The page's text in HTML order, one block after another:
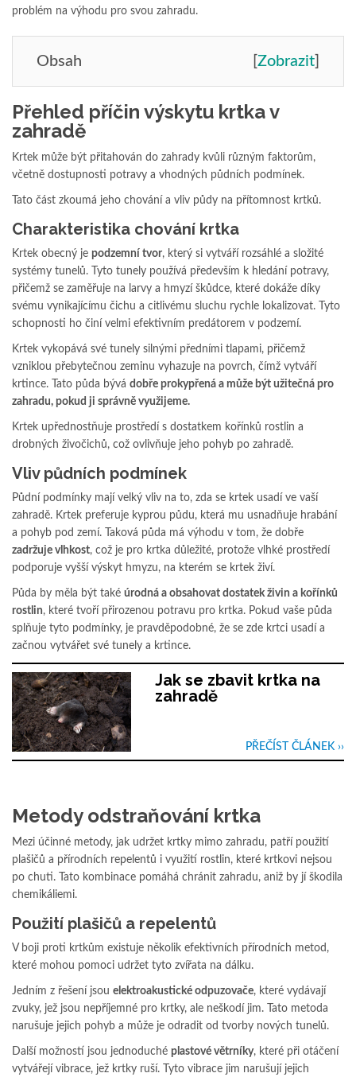
problém na výhodu pro svou zahradu.
Obsah [Zobrazit]
Přehled příčin výskytu krtka v
zahradě
Krtek může být přitahován do zahrady kvůli různým faktorům,
včetně dostupnosti potravy a vhodných půdních podmínek.
Tato část zkoumá jeho chování a vliv půdy na přítomnost krtků.
Charakteristika chování krtka
Krtek obecný je podzemní tvor, který si vytváří rozsáhlé a složité
systémy tunelů. Tyto tunely používá především k hledání potravy,
přičemž se zaměřuje na larvy a hmyzí škůdce, které dokáže díky
svému vynikajícímu čichu a citlivému sluchu rychle lokalizovat. Tyto
schopnosti ho činí velmi efektivním predátorem v podzemí.
Krtek vykopává své tunely silnými předními tlapami, přičemž
vzniklou přebytečnou zeminu vyhazuje na povrch, čímž vytváří
krtince. Tato půda bývá dobře prokypřená a může být užitečná pro
zahradu, pokud ji správně využijeme.
Krtek upřednostňuje prostředí s dostatkem kořínků rostlin a
drobných živočichů, což ovlivňuje jeho pohyb po zahradě.
Vliv půdních podmínek
Půdní podmínky mají velký vliv na to, zda se krtek usadí ve vaší
zahradě. Krtek preferuje kyprou půdu, která mu usnadňuje hrabání
a pohyb pod zemí. Taková půda má výhodu v tom, že dobře
zadržuje vlhkost, což je pro krtka důležité, protože vlhké prostředí
podporuje vyšší výskyt hmyzu, na kterém se krtek živí.
Půda by měla být také úrodná a obsahovat dostatek živin a kořínků
rostlin, které tvoří přirozenou potravu pro krtka. Pokud vaše půda
splňuje tyto podmínky, je pravděpodobné, že se zde krtci usadí a
začnou vytvářet své tunely a krtince.
Jak se zbavit krtka na
zahradě
PŘEČÍST ČLÁNEK ››
Metody odstraňování krtka
Mezi účinné metody, jak udržet krtky mimo zahradu, patří použití
plašičů a přírodních repelentů i využití rostlin, které krtkovi nejsou
po chuti. Tato kombinace pomáhá chránit zahradu, aniž by jí škodila
chemikáliemi.
Použití plašičů a repelentů
V boji proti krtkům existuje několik efektivních přírodních metod,
které mohou pomoci udržet tyto zvířata na dálku.
Jedním z řešení jsou elektroakustické odpuzovače, které vydávají
zvuky, jež jsou nepříjemné pro krtky, ale neškodí jim. Tato metoda
narušuje jejich pohyb a může je odradit od tvorby nových tunelů.
Další možností jsou jednoduché plastové větrníky, které při otáčení
vytvářejí vibrace, jež krtky ruší. Tyto vibrace jim narušují jejich